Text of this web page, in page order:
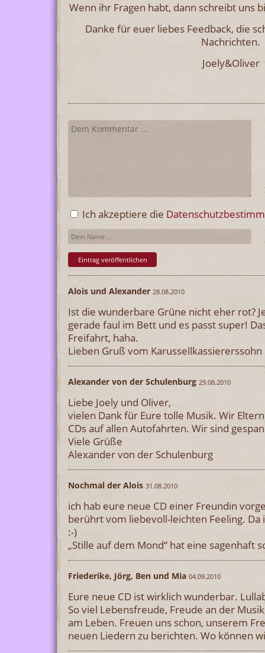
Wenn ihr Fragen habt, dann schreibt uns
Danke für euer liebes Feedback, die
Nachrichten.
Joely&Oliver
Ich akzeptiere die
Alois und Alexander 28.08.2010
Ist die wunderbare Grüne nicht eher rot?
gerade faul im Bett und es passt super!
Freifahrt, haha.
Lieben Gruß vom
Alexander von der Schulenburg 29.08.2010
Liebe Joely und Oliver,
vielen Dank für Eure tolle Musik. Wir
CDs auf allen Autofahrten. Wir sind
Viele Grüße
Alexander von der Schulenburg
Nochmal der Alois 31.08.2010
ich hab eure neue CD einer Freundin
berührt vom liebevoll-leichten Feeling. Da
:-)
„Stille auf dem Mond“ hat eine sagenhaft
Friederike, Jörg, Ben und Mia 04.09.2010
Eure neue CD ist wirklich wunderbar.
So viel Lebensfreude, Freude an der
am Leben. Freuen uns schon, unserem
neuen Liedern zu berichten. Wo können